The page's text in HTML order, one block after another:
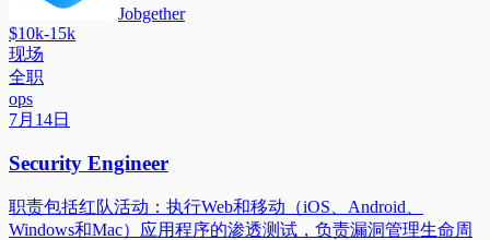
Jobgether
$10k-15k
现场
全职
ops
7月14日
Security Engineer
职责包括红队活动：执行Web和移动（iOS、Android、
Windows和Mac）应用程序的渗透测试，负责漏洞管理生命周